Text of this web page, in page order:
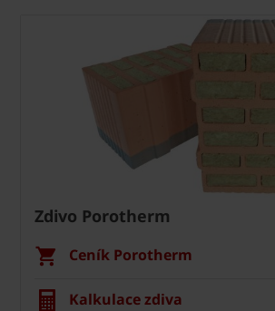
Zdivo Porotherm
Ceník Porotherm
Kalkulace zdiva